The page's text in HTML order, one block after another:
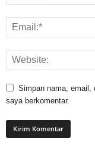
Simpan nama, email,
saya berkomentar.